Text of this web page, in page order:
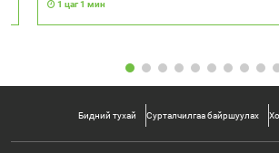
1 цаг 1 мин
Бидний тухай Сурталчилгаа байршуулах